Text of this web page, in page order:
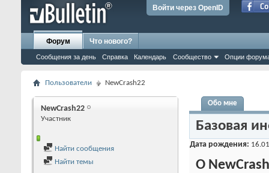
Войти через OpenID
Форум
Сообщения за день Справка Календарь Сообщество Опции
Что нового?
Пользователи NewCrash22
NewCrash22
Участник
Найти сообщения
Найти темы
Обо мне
Базовая
Дата рождения
О